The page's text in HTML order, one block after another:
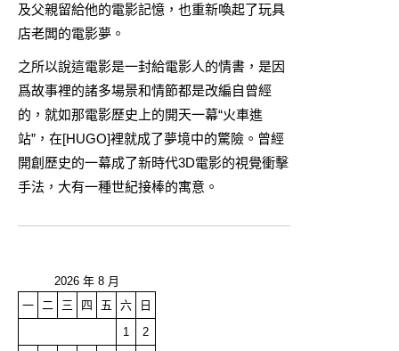
及父親留給他的電影記憶，也重新喚起了玩具
店老闆的電影夢。
之所以說這電影是一封給電影人的情書，是因
爲故事裡的諸多場景和情節都是改編自曾經
的，就如那電影歷史上的開天一幕“火車進
站”，在[HUGO]裡就成了夢境中的驚險。曾經
開創歷史的一幕成了新時代3D電影的視覺衝擊
手法，大有一種世紀接棒的寓意。
2026 年 8 月
一 二 三 四 五 六
日
1
2